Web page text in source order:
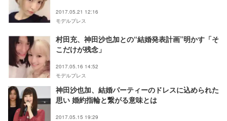
2017.05.21 12:16
モデルプレス
村田充、神田沙也加との“結婚発表計画”明かす「そ
こだけが残念」
2017.05.16 14:52
モデルプレス
神田沙也加、結婚パーティーのドレスに込められた
思い 婚約指輪と繋がる意味とは
2017.05.15 19:29